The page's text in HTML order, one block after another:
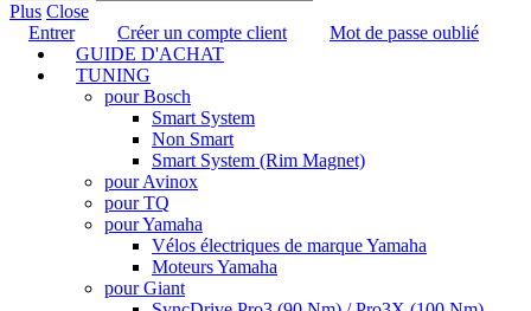
Plus Close
Entrer
Créer un compte client
Mot de passe oublié
GUIDE D'ACHAT
TUNING
pour Bosch
Smart System
Non Smart
Smart System (Rim Magnet)
pour Avinox
pour TQ
pour Yamaha
Vélos électriques de marque Yamaha
Moteurs Yamaha
pour Giant